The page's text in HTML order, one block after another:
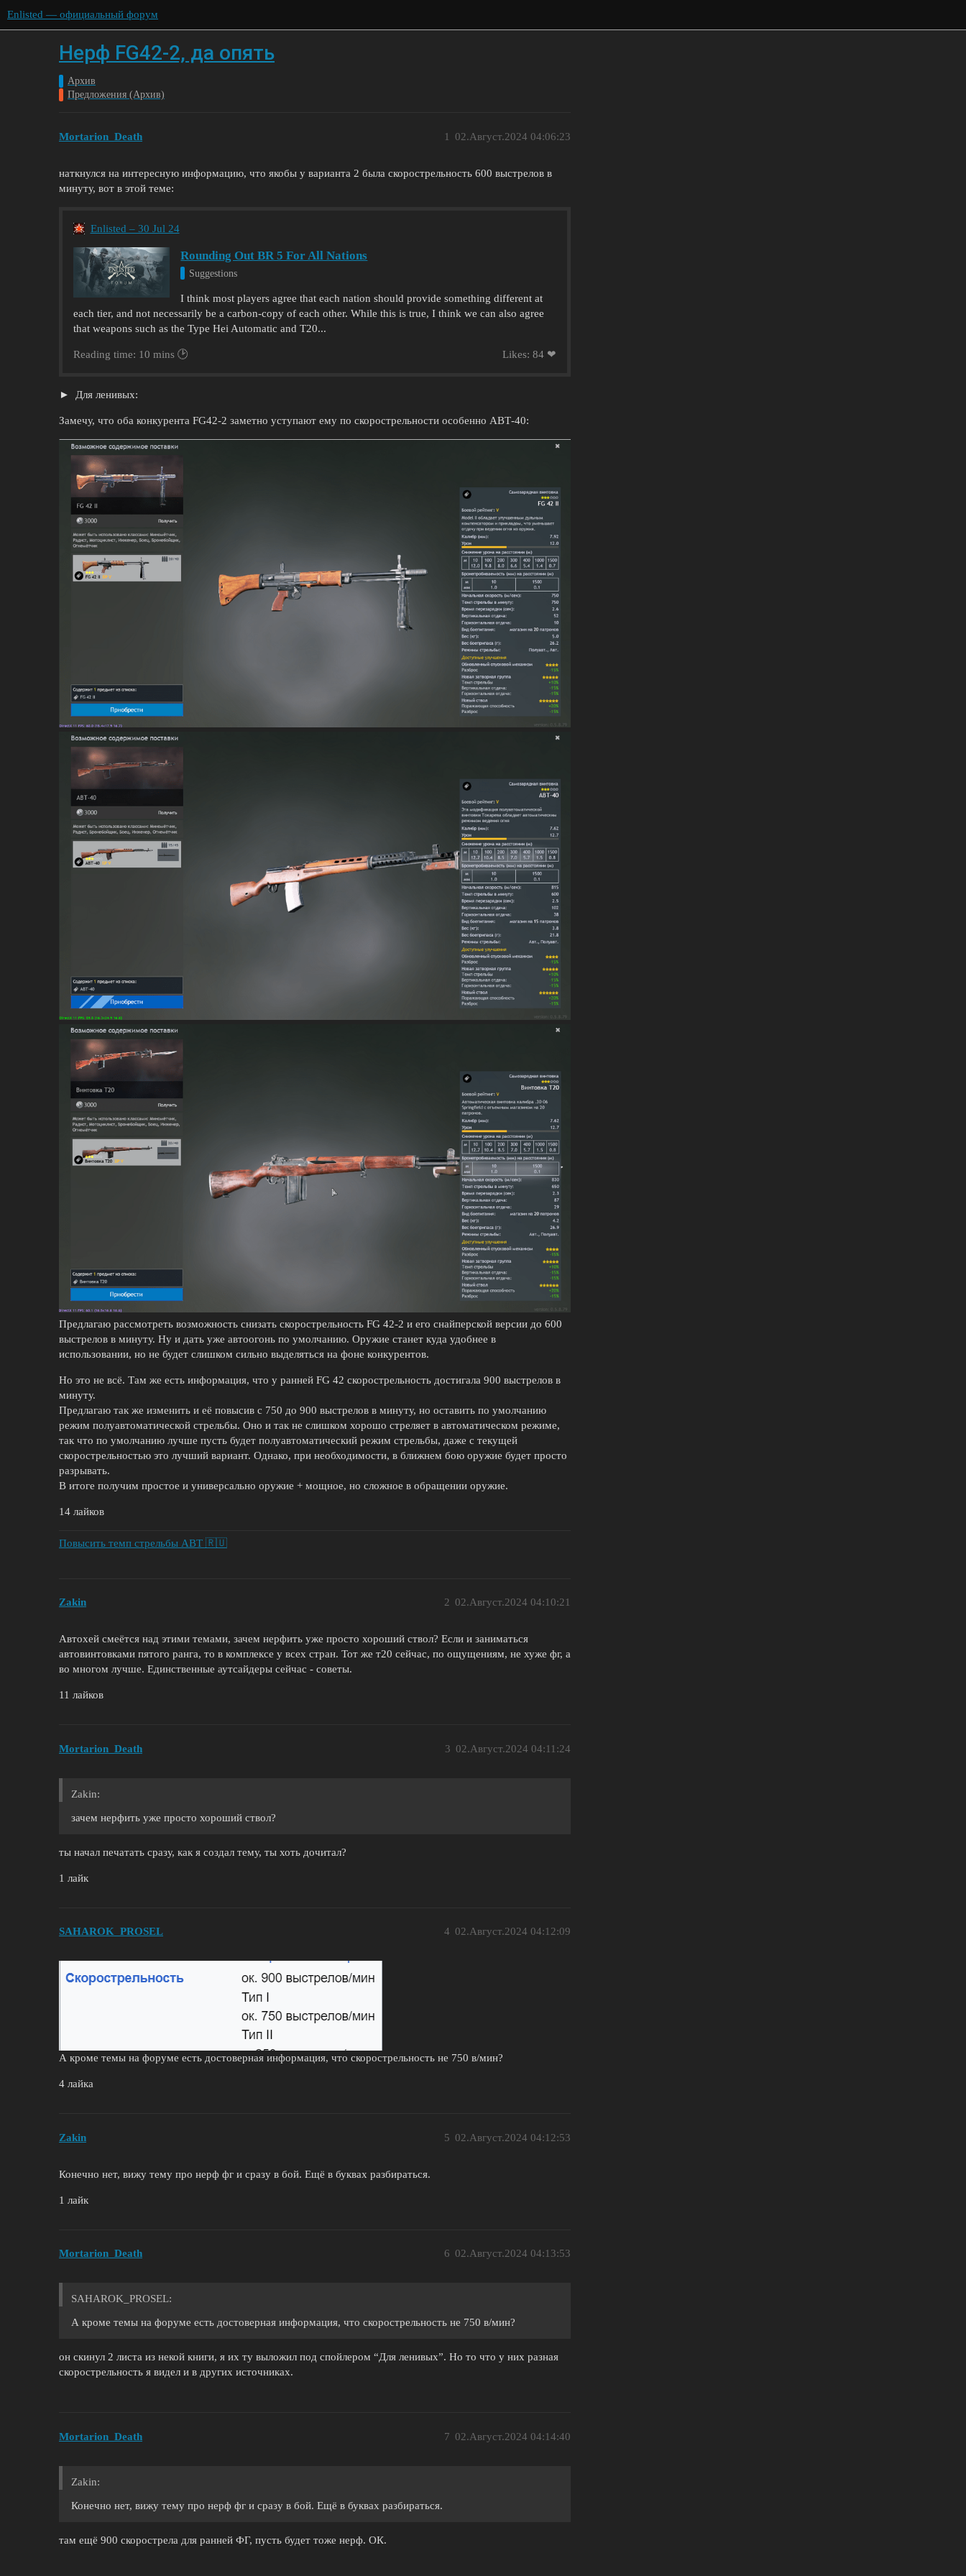
Enlisted — официальный форум
Нерф FG42-2, да опять
Архив
Предложения (Архив)
Mortarion_Death 02.Август.2024 04:06:23
1
наткнулся на интересную информацию, что якобы у варианта 2 была скорострельность 600 выстрелов в
минуту, вот в этой теме:
Enlisted – 30 Jul 24
Rounding Out BR 5 For All Nations
Suggestions
I think most players agree that each nation should provide something different at
each tier, and not necessarily be a carbon-copy of each other. While this is true, I think we can also agree
that weapons such as the Type Hei Automatic and T20...
Reading time: 10 mins 🕑 Likes: 84 ❤
Для ленивых:
Замечу, что оба конкурента FG42-2 заметно уступают ему по скорострельности особенно АВТ-40:
Предлагаю рассмотреть возможность снизать скорострельность FG 42-2 и его снайперской версии до 600
выстрелов в минуту. Ну и дать уже автоогонь по умолчанию. Оружие станет куда удобнее в
использовании, но не будет слишком сильно выделяться на фоне конкурентов.
Но это не всё. Там же есть информация, что у ранней FG 42 скорострельность достигала 900 выстрелов в
минуту.
Предлагаю так же изменить и её повысив с 750 до 900 выстрелов в минуту, но оставить по умолчанию
режим полуавтоматической стрельбы. Оно и так не слишком хорошо стреляет в автоматическом режиме,
так что по умолчанию лучше пусть будет полуавтоматический режим стрельбы, даже с текущей
скорострельностью это лучший вариант. Однако, при необходимости, в ближнем бою оружие будет просто
разрывать.
В итоге получим простое и универсально оружие + мощное, но сложное в обращении оружие.
14 лайков
Повысить темп стрельбы АВТ 🇷🇺
Zakin 02.Август.2024 04:10:21
2
Автохей смеётся над этими темами, зачем нерфить уже просто хороший ствол? Если и заниматься
автовинтовками пятого ранга, то в комплексе у всех стран. Тот же т20 сейчас, по ощущениям, не хуже фг, а
во многом лучше. Единственные аутсайдеры сейчас - советы.
11 лайков
Mortarion_Death 02.Август.2024 04:11:24
3
Zakin:
зачем нерфить уже просто хороший ствол?
ты начал печатать сразу, как я создал тему, ты хоть дочитал?
1 лайк
SAHAROK_PROSEL 02.Август.2024 04:12:09
4
А кроме темы на форуме есть достоверная информация, что скорострельность не 750 в/мин?
4 лайка
Zakin 02.Август.2024 04:12:53
5
Конечно нет, вижу тему про нерф фг и сразу в бой. Ещё в буквах разбираться.
1 лайк
Mortarion_Death 02.Август.2024 04:13:53
6
SAHAROK_PROSEL:
А кроме темы на форуме есть достоверная информация, что скорострельность не 750 в/мин?
он скинул 2 листа из некой книги, я их ту выложил под спойлером “Для ленивых”. Но то что у них разная
скорострельность я видел и в других источниках.
Mortarion_Death 02.Август.2024 04:14:40
7
Zakin:
Конечно нет, вижу тему про нерф фг и сразу в бой. Ещё в буквах разбираться.
там ещё 900 скорострела для ранней ФГ, пусть будет тоже нерф. ОК.